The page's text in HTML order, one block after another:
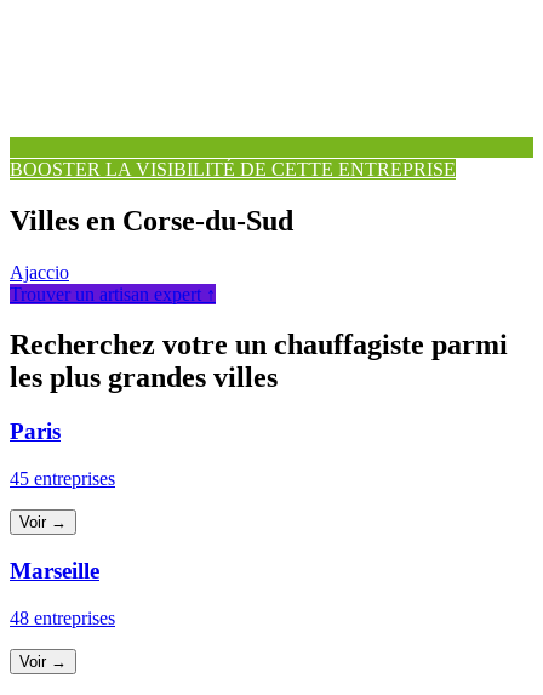
BOOSTER LA VISIBILITÉ DE CETTE ENTREPRISE
Villes en Corse-du-Sud
Ajaccio
Trouver un artisan expert ↑
Recherchez votre un chauffagiste parmi
les plus grandes villes
Paris
45 entreprises
Voir →
Marseille
48 entreprises
Voir →